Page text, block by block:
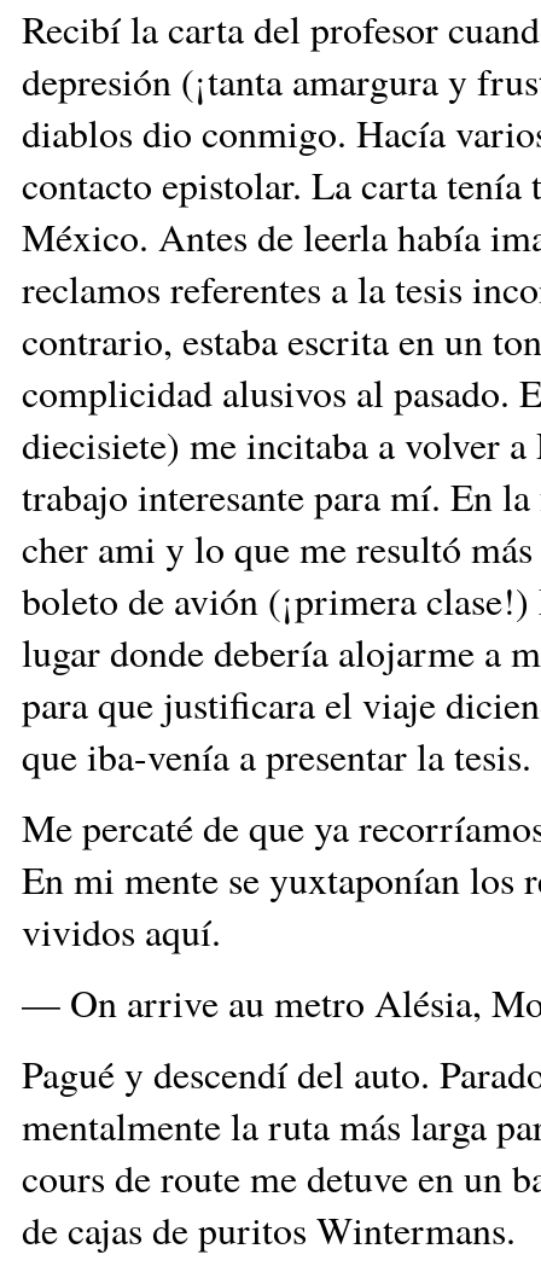
Recibí la carta del profesor
depresión (¡tanta amargura y
diablos dio conmigo. Hacía
contacto epistolar. La carta
México. Antes de leerla había
reclamos referentes a la tesis
contrario, estaba escrita en un
complicidad alusivos al pasado.
diecisiete) me incitaba a volver
trabajo interesante para mí. En
cher ami y lo que me resultó
boleto de avión (¡primera
lugar donde debería alojarme a
para que justificara el viaje
que iba-venía a presentar la tesis.
Me percaté de que ya
En mi mente se yuxtaponían los
vividos aquí.
— On arrive au metro Alésia,
Pagué y descendí del auto.
mentalmente la ruta más larga
cours de route me detuve en un
de cajas de puritos Wintermans.